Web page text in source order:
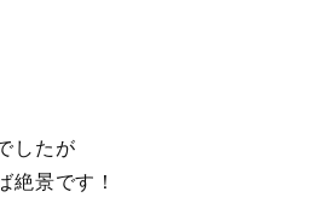
したが
絶景です！